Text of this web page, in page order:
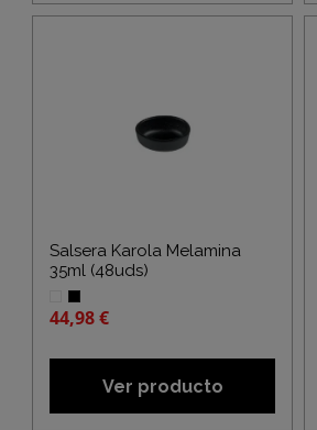
Salsera Karola Melamina
35ml (48uds)
44,98 €
Ver producto